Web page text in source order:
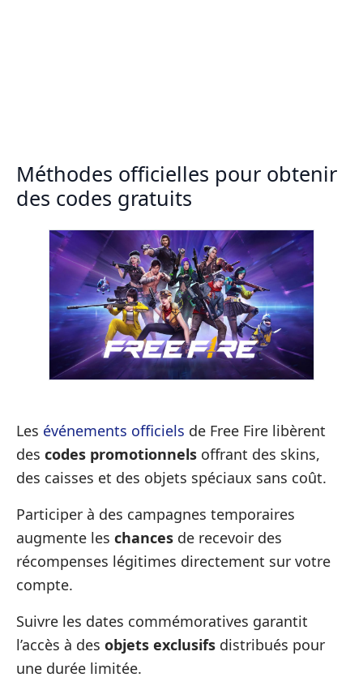
Méthodes officielles pour obtenir
des codes gratuits
Les événements officiels de Free Fire libèrent
des codes promotionnels offrant des skins,
des caisses et des objets spéciaux sans coût.
Participer à des campagnes temporaires
augmente les chances de recevoir des
récompenses légitimes directement sur votre
compte.
Suivre les dates commémoratives garantit
l’accès à des objets exclusifs distribués pour
une durée limitée.